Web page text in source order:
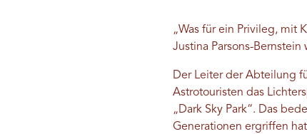
„Was für ein Privileg, mit
Justina Parsons-
Der Leiter der Abteilung
Astrotouristen das
„Dark Sky Park“. Das
Generationen ergriffen